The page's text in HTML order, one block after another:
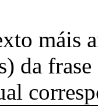
máis
da